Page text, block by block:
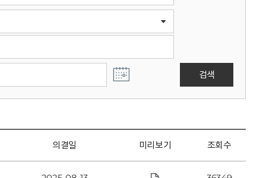
검색
의결일 미리보기 조회수